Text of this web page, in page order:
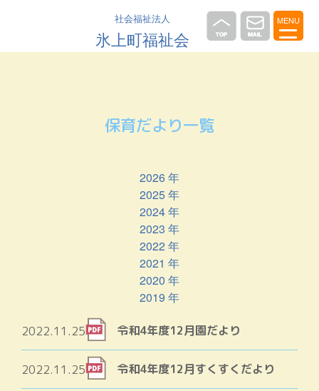
社会福祉法人
氷上町福祉会
保育だより一覧
2026 年
2025 年
2024 年
2023 年
2022 年
2021 年
2020 年
2019 年
2022.11.25 令和4年度12月園だより
2022.11.25 令和4年度12月すくすくだより
MENU